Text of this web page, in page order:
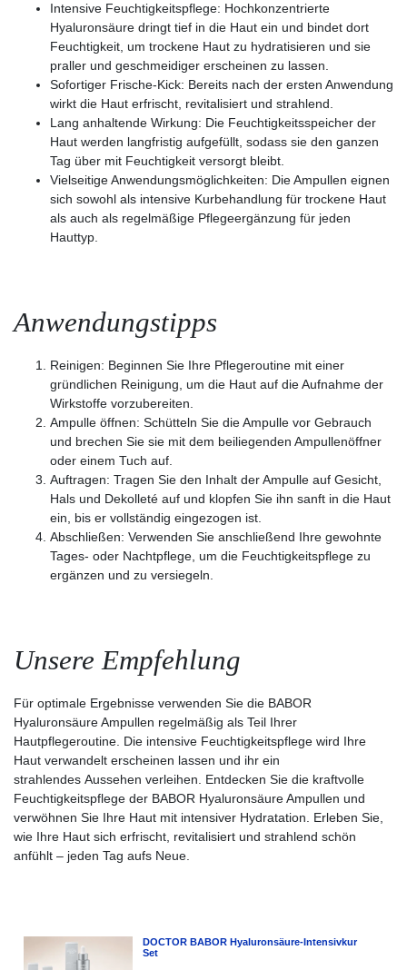
Intensive Feuchtigkeitspflege: Hochkonzentrierte
Hyaluronsäure dringt tief in die Haut ein und bindet dort
Feuchtigkeit, um trockene Haut zu hydratisieren und sie
praller und geschmeidiger erscheinen zu lassen.
Sofortiger Frische-Kick: Bereits nach der ersten Anwendung
wirkt die Haut erfrischt, revitalisiert und strahlend.
Lang anhaltende Wirkung: Die Feuchtigkeitsspeicher der
Haut werden langfristig aufgefüllt, sodass sie den ganzen
Tag über mit Feuchtigkeit versorgt bleibt.
Vielseitige Anwendungsmöglichkeiten: Die Ampullen eignen
sich sowohl als intensive Kurbehandlung für trockene Haut
als auch als regelmäßige Pflegeergänzung für jeden
Hauttyp.
Anwendungstipps
Reinigen: Beginnen Sie Ihre Pflegeroutine mit einer
gründlichen Reinigung, um die Haut auf die Aufnahme der
Wirkstoffe vorzubereiten.
Ampulle öffnen: Schütteln Sie die Ampulle vor Gebrauch
und brechen Sie sie mit dem beiliegenden Ampullenöffner
oder einem Tuch auf.
Auftragen: Tragen Sie den Inhalt der Ampulle auf Gesicht,
Hals und Dekolleté auf und klopfen Sie ihn sanft in die Haut
ein, bis er vollständig eingezogen ist.
Abschließen: Verwenden Sie anschließend Ihre gewohnte
Tages- oder Nachtpflege, um die Feuchtigkeitspflege zu
ergänzen und zu versiegeln.
Unsere Empfehlung
Für optimale Ergebnisse verwenden Sie die BABOR
Hyaluronsäure Ampullen regelmäßig als Teil Ihrer
Hautpflegeroutine. Die intensive Feuchtigkeitspflege wird Ihre
Haut verwandelt erscheinen lassen und ihr ein
strahlendes Aussehen verleihen. Entdecken Sie die kraftvolle
Feuchtigkeitspflege der BABOR Hyaluronsäure Ampullen und
verwöhnen Sie Ihre Haut mit intensiver Hydratation. Erleben Sie,
wie Ihre Haut sich erfrischt, revitalisiert und strahlend schön
anfühlt – jeden Tag aufs Neue.
DOCTOR BABOR Hyaluronsäure-Intensivkur
Set